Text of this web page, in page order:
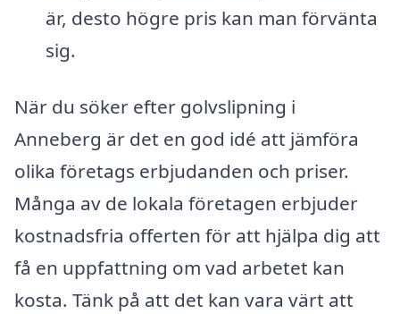
är, desto högre pris kan man förvänta
sig.
När du söker efter golvslipning i
Anneberg är det en god idé att jämföra
olika företags erbjudanden och priser.
Många av de lokala företagen erbjuder
kostnadsfria offerten för att hjälpa dig att
få en uppfattning om vad arbetet kan
kosta. Tänk på att det kan vara värt att